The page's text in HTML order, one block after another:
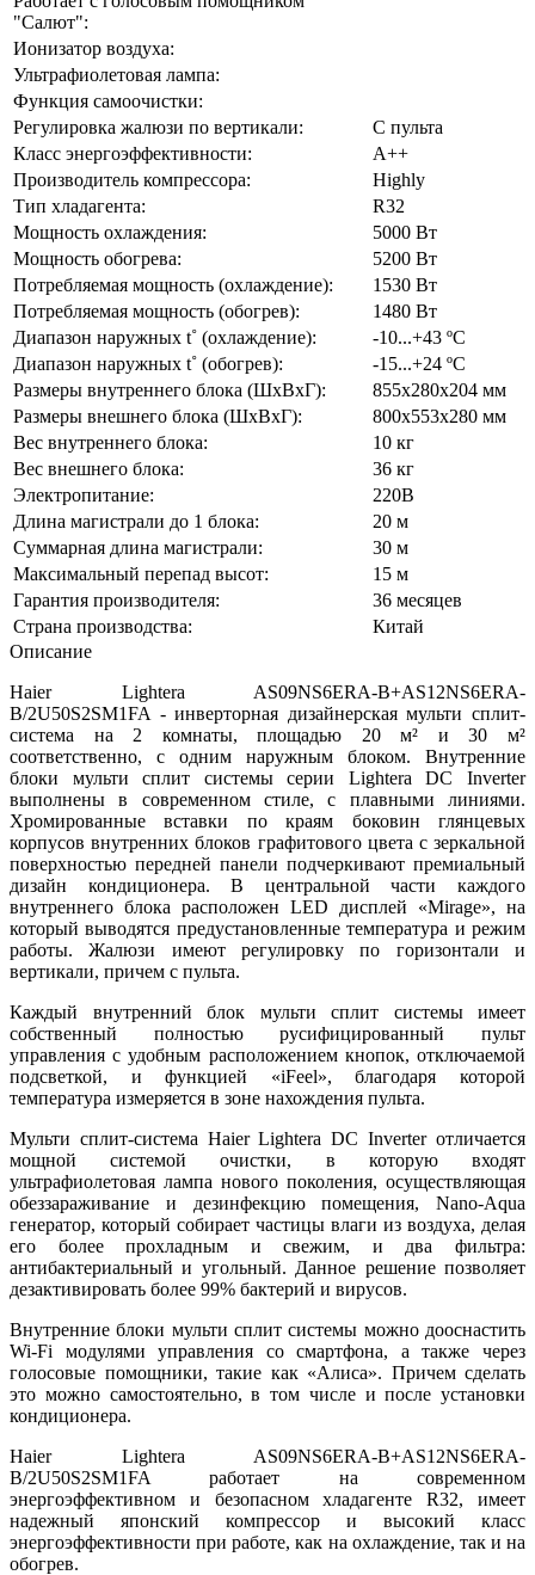
"Салют":
Ионизатор воздуха:
Ультрафиолетовая лампа:
Функция самоочистки:
Регулировка жалюзи по вертикали:
С пульта
Класс энергоэффективности:
А++
Производитель компрессора:
Highly
Тип хладагента:
R32
Мощность охлаждения:
5000 Вт
Мощность обогрева:
5200 Вт
Потребляемая мощность (охлаждение):
1530 Вт
Потребляемая мощность (обогрев):
1480 Вт
Диапазон наружных t˚ (охлаждение):
-10...+43 ºC
Диапазон наружных t˚ (обогрев):
-15...+24 ºC
Размеры внутреннего блока (ШхВхГ):
855х280х204 мм
Размеры внешнего блока (ШхВхГ):
800х553х280 мм
Вес внутреннего блока:
10 кг
Вес внешнего блока:
36 кг
Электропитание:
220В
Длина магистрали до 1 блока:
20 м
Суммарная длина магистрали:
30 м
Максимальный перепад высот:
15 м
Гарантия производителя:
36 месяцев
Страна производства:
Китай
Описание
Haier Lightera AS09NS6ERA-B+AS12NS6ERA-
B/2U50S2SM1FA - инверторная дизайнерская мульти сплит-
система на 2 комнаты, площадью 20 м² и 30 м²
соответственно, с одним наружным блоком. Внутренние
блоки мульти сплит системы серии Lightera DC Inverter
выполнены в современном стиле, с плавными линиями.
Хромированные вставки по краям боковин глянцевых
корпусов внутренних блоков графитового цвета с зеркальной
поверхностью передней панели подчеркивают премиальный
дизайн кондиционера. В центральной части каждого
внутреннего блока расположен LED дисплей «Mirage», на
который выводятся предустановленные температура и режим
работы. Жалюзи имеют регулировку по горизонтали и
вертикали, причем с пульта.
Каждый внутренний блок мульти сплит системы имеет
собственный полностью русифицированный пульт
управления с удобным расположением кнопок, отключаемой
подсветкой, и функцией «iFeel», благодаря которой
температура измеряется в зоне нахождения пульта.
Мульти сплит-система Haier Lightera DC Inverter отличается
мощной системой очистки, в которую входят
ультрафиолетовая лампа нового поколения, осуществляющая
обеззараживание и дезинфекцию помещения, Nano-Aqua
генератор, который собирает частицы влаги из воздуха, делая
его более прохладным и свежим, и два фильтра:
антибактериальный и угольный. Данное решение позволяет
дезактивировать более 99% бактерий и вирусов.
Внутренние блоки мульти сплит системы можно дооснастить
Wi-Fi модулями управления со смартфона, а также через
голосовые помощники, такие как «Алиса». Причем сделать
это можно самостоятельно, в том числе и после установки
кондиционера.
Haier Lightera AS09NS6ERA-B+AS12NS6ERA-
B/2U50S2SM1FA работает на современном
энергоэффективном и безопасном хладагенте R32, имеет
надежный японский компрессор и высокий класс
энергоэффективности при работе, как на охлаждение, так и на
обогрев.